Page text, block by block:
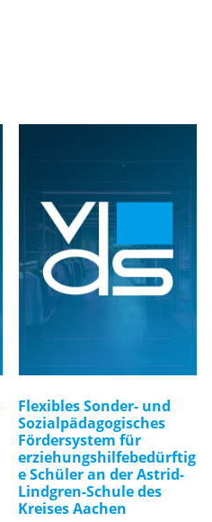
Flexibles Sonder- und
Sozialpädagogisches
Fördersystem für
erziehungshilfebedürftig
e Schüler an der Astrid-
Lindgren-Schule des
Kreises Aachen